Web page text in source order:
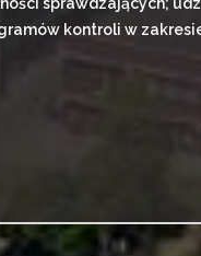
kontroli w